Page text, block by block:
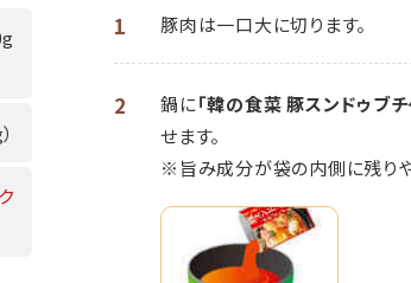
1 豚肉は一口大に切ります。
2 鍋に「韓の食菜 豚スンドゥブチ
せます。
※旨み成分が袋の内側に残りや